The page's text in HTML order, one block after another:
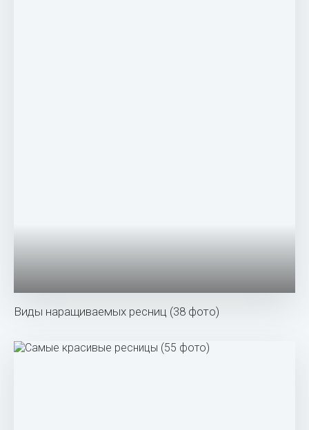
Виды наращиваемых ресниц (38 фото)